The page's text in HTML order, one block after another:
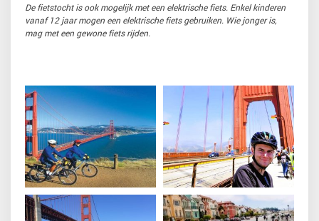
De fietstocht is ook mogelijk met een elektrische fiets. Enkel kinderen
vanaf 12 jaar mogen een elektrische fiets gebruiken. Wie jonger is,
mag met een gewone fiets rijden.